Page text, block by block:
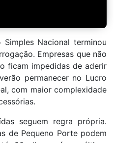
Nacional terminou
Empresas que não
ficam impedidas de aderir
permanecer no Lucro
com maior complexidade
seguem regra própria.
de Pequeno Porte podem